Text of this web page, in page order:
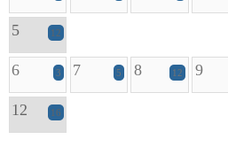
5 12
6 3 7 5 8 12 9
12 16